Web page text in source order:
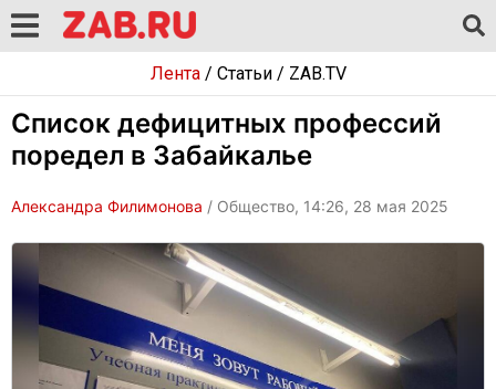
Лента/ Статьи/ ZAB.TV
Список дефицитных профессий
поредел в Забайкалье
Александра Филимонова / Общество, 14:26, 28 мая 2025